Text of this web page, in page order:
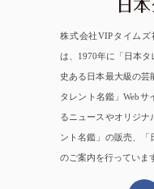
株式会社VIPタイムズ
は、1970年に「日本
史ある日本最大級の芸
タレント名鑑」Web
るニュースやオリジナ
ント名鑑」の販売、「
のご案内を行っていま